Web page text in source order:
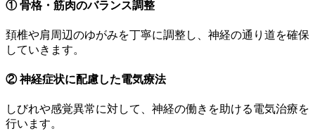
① 骨格・筋肉のバランス調整
頚椎や肩周辺のゆがみを丁寧に調整し、神経の通り道を確保
していきます。
② 神経症状に配慮した電気療法
しびれや感覚異常に対して、神経の働きを助ける電気治療を
行います。